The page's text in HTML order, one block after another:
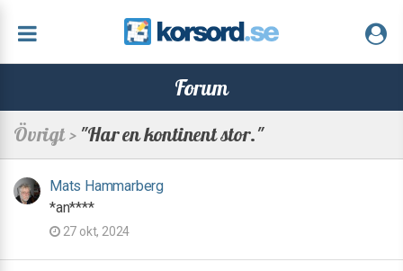
Forum
Övrigt >"Har en kontinent stor."
Mats Hammarberg
*an****
27 okt, 2024